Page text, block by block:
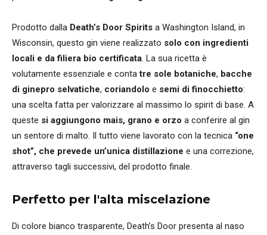
Prodotto dalla Death’s Door Spirits a Washington Island, in
Wisconsin, questo gin viene realizzato solo con ingredienti
locali e da filiera bio certificata . La sua ricetta è
volutamente essenziale e contatre sole botaniche, bacche
di ginepro selvatiche, coriandolo e semi di finocchietto:
una scelta fatta per valorizzare al massimo lo spirit di base. A
queste si aggiungono mais, grano e orzo a conferire al gin
un sentore di malto. Il tutto viene lavorato con la tecnica “one
shot”, che prevede un’unica distillazione e una correzione,
attraverso tagli successivi, del prodotto finale.
Perfetto per l'alta miscelazione
Di colore bianco trasparente, Death’s Door presenta al naso